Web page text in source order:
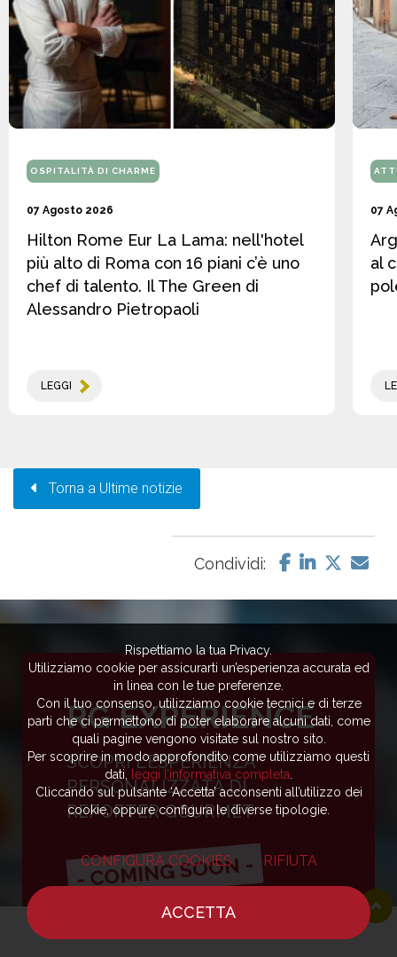
OSPITALITÀ DI CHARME
07 Agosto 2026
Hilton Rome Eur La Lama: nell'hotel
più alto di Roma con 16 piani c’è uno
chef di talento. Il The Green di
Alessandro Pietropaoli
LEGGI
07
al
Torna a Ultime notizie
Condividi:
RG EXPERIENCE
SCOPRI L’ESPERIENZA
PERSONALIZZATA DI
REPORTER GOURMET
- COMING SOON -
Rispettiamo la tua Privacy.
Utilizziamo cookie per assicurarti un’esperienza accurata ed
in linea con le tue preferenze.
Con il tuo consenso, utilizziamo cookie tecnici e di terze
parti che ci permettono di poter elaborare alcuni dati, come
quali pagine vengono visitate sul nostro sito.
Per scoprire in modo approfondito come utilizziamo questi
dati,
leggi l’informativa completa
Cliccando sul pulsante ‘Accetta’ acconsenti all’utilizzo dei
cookie, oppure configura le diverse tipologie.
CONFIGURA COOKIES RIFIUTA
ACCETTA